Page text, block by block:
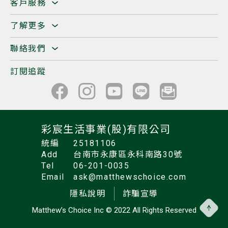
客戶服務
了解更多
聯絡我們
訂閱追蹤
彩宸生活事業(股)有限公司
統編
25181106
Add
台南市永康區永科南路30號
Tel
06-201-0035
Email
ask@matthewschoice.com
隱私說明
詐騙宣導
Matthew’s Choice Inc © 2022 All Rights Reserved